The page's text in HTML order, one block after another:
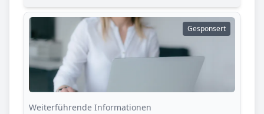
Gesponsert
Weiterführende Informationen